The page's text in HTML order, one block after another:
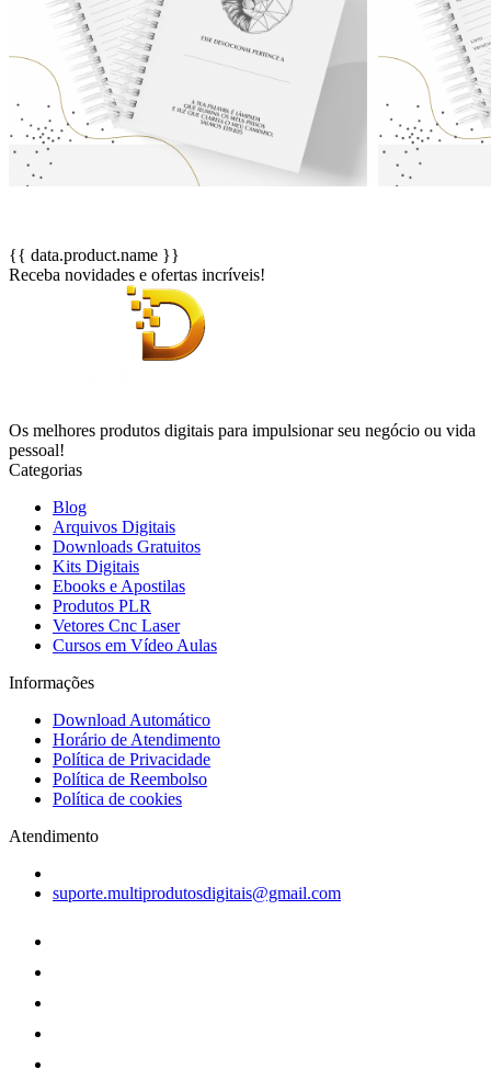
{{ data.product.name }}
Receba novidades e ofertas incríveis!
Os melhores produtos digitais para impulsionar seu negócio ou vida
pessoal!
Categorias
Blog
Arquivos Digitais
Downloads Gratuitos
Kits Digitais
Ebooks e Apostilas
Produtos PLR
Vetores Cnc Laser
Cursos em Vídeo Aulas
Informações
Download Automático
Horário de Atendimento
Política de Privacidade
Política de Reembolso
Política de cookies
Atendimento
suporte.multiprodutosdigitais@gmail.com